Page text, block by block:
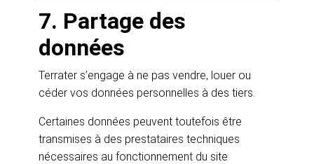
7. Partage des
données
Terrater s’engage à ne pas vendre, louer ou
céder vos données personnelles à des tiers.
Certaines données peuvent toutefois être
transmises à des prestataires techniques
nécessaires au fonctionnement du site